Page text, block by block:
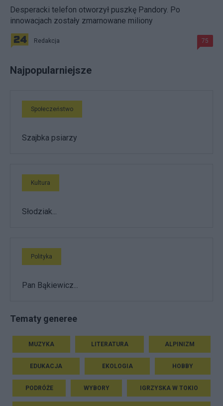
Desperacki telefon otworzył puszkę Pandory. Po
innowacjach zostały zmarnowane miliony
Redakcja 75
Najpopularniejsze
Społeczeństwo
Szajbka psiarzy
Kultura
Słodziak...
Polityka
Pan Bąkiewicz...
Tematy generee
MUZYKA LITERATURA ALPINIZM
EDUKACJA EKOLOGIA HOBBY
PODRÓŻE WYBORY IGRZYSKA W TOKIO